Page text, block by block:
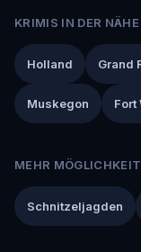
KRIMIS IN DER NÄHE
Holland Grand
Muskegon Fort
MEHR
Schnitzeljagden